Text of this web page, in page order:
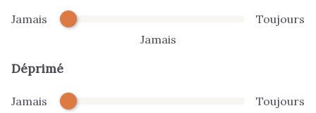
Jamais
Toujours
Jamais
Déprimé
Jamais
Toujours